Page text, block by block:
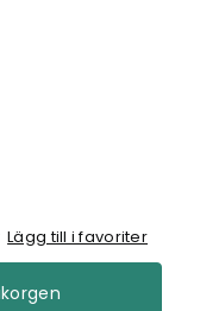
Lägg till i favoriter